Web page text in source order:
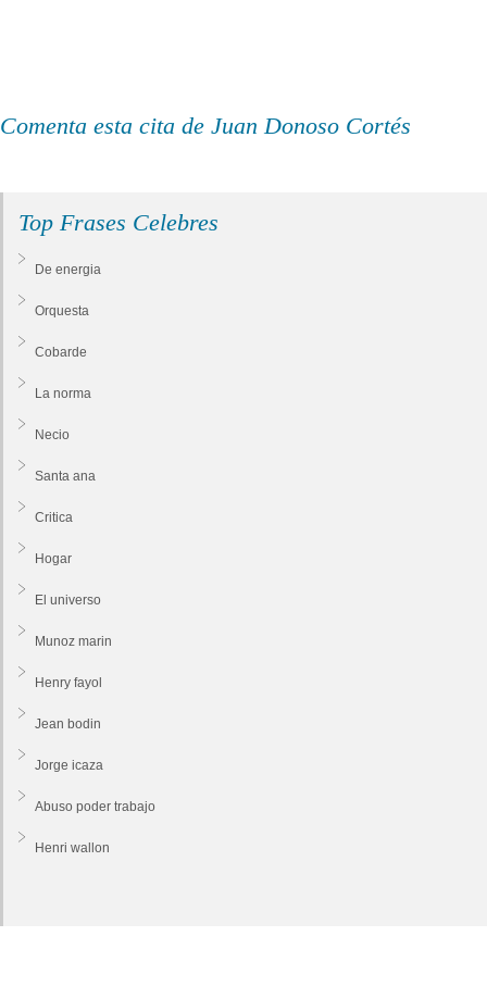
Comenta esta cita de Juan Donoso Cortés
Top Frases Celebres
De energia
Orquesta
Cobarde
La norma
Necio
Santa ana
Critica
Hogar
El universo
Munoz marin
Henry fayol
Jean bodin
Jorge icaza
Abuso poder trabajo
Henri wallon